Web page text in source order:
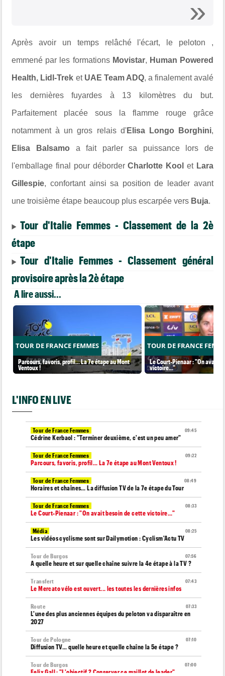
Après avoir un temps relâché l'écart, le peloton ,
emmené par les formations Movistar, Human Powered
Health, Lidl-Trek et UAE Team ADQ, a finalement avalé
les dernières fuyardes à 13 kilomètres du but.
Parfaitement placée sous la flamme rouge grâce
notamment à un gros relais d'Elisa Longo Borghini,
Elisa Balsamo a fait parler sa puissance lors de
l'emballage final pour déborderCharlotte Kool et Lara
Gillespie, confortant ainsi sa position de leader avant
une troisième étape beaucoup plus escarpée vers Buja.
Tour d'Italie Femmes - Classement de la 2è
étape
Tour d'Italie Femmes - Classement général
provisoire après la 2è étape
A lire aussi...
TOUR DE FRANCE FEMMES
Parcours, favoris, profil… La 7e étape au Mont
Ventoux !
TOUR DE FRANCE
Le Court-Pienaar : "On avait
victoire..."
L'INFO EN LIVE
09:45
Tour de France Femmes
Cédrine Kerbaol : "Terminer deuxième, c'est un peu amer"
09:22
Tour de France Femmes
Parcours, favoris, profil… La 7e étape au Mont Ventoux !
08:49
Tour de France Femmes
Horaires et chaînes… La diffusion TV de la 7e étape du Tour
08:33
Tour de France Femmes
Le Court-Pienaar : "On avait besoin de cette victoire..."
08:25
Média
Les vidéos cyclisme sont sur Dailymotion : Cyclism'Actu TV
07:56
Tour de Burgos
A quelle heure et sur quelle chaîne suivre la 4e étape à la TV ?
07:43
Transfert
Le Mercato vélo est ouvert... les toutes les dernières infos
07:33
Route
L'une des plus anciennes équipes du peloton va disparaître en
2027
07:10
Tour de Pologne
Diffusion TV... quelle heure et quelle chaîne la 5e étape ?
07:00
Tour de Burgos
Felix Gall : "L'objectif ? Conserver ce maillot de leader"